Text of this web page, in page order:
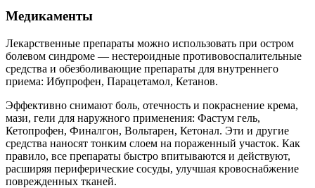
Медикаменты
Лекарственные препараты можно использовать при остром
болевом синдроме — нестероидные противовоспалительные
средства и обезболивающие препараты для внутреннего
приема: Ибупрофен, Парацетамол, Кетанов.
Эффективно снимают боль, отечность и покраснение крема,
мази, гели для наружного применения: Фастум гель,
Кетопрофен, Финалгон, Вольтарен, Кетонал. Эти и другие
средства наносят тонким слоем на пораженный участок. Как
правило, все препараты быстро впитываются и действуют,
расширяя периферические сосуды, улучшая кровоснабжение
поврежденных тканей.